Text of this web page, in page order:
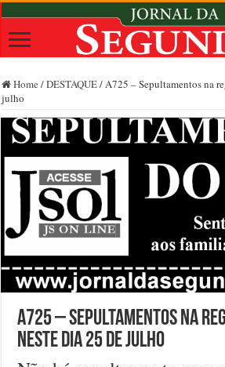
Home /DESTAQUE/A725 – Sepultamentos na
julho
A725 – Sepultamentos na
neste dia 25 de julho